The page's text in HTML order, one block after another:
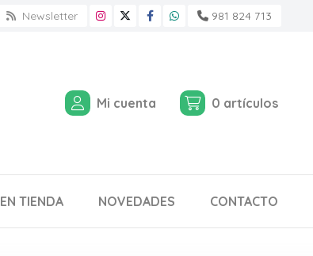
Newsletter 981 824 713
Mi cuenta 0 artículos
EN TIENDA NOVEDADES CONTACTO